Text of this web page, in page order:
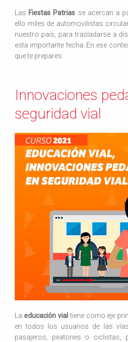
Las Fiestas Patrias se acercan a
ello miles de automovilistas
nuestro país, para trasladarse a
esta importante fecha. En ese
que te prepares:
Innovaciones
seguridad vial
La educación vial tiene como eje
en todos los usuarios de las
pasajeros, peatones o ciclistas,